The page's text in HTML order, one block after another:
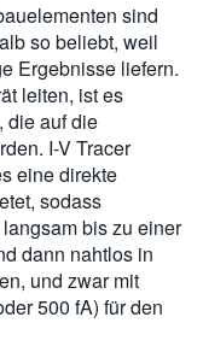
sind
so beliebt, weil
Ergebnisse liefern.
leiten, ist es
die auf die
I-V Tracer
eine direkte
sodass
bis zu einer
dann nahtlos in
und zwar mit
500 fA) für den